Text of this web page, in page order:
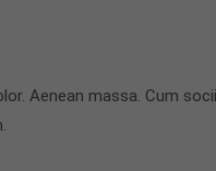
Aenean massa. Cum